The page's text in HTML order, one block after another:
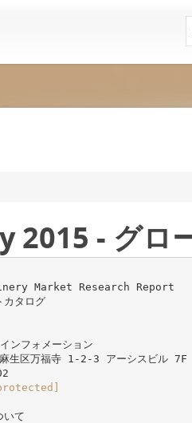
2015 - グロ
Market Research Report
カタログ
ンフォメーション
生区万福寺 1-2-3 アーシスビル 7F
いて